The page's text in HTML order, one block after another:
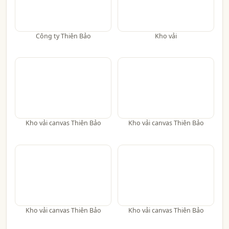
Công ty Thiên Bảo Kho vải
Kho vải canvas Thiên Bảo Kho vải canvas Thiên Bảo
Kho vải canvas Thiên Bảo Kho vải canvas Thiên Bảo